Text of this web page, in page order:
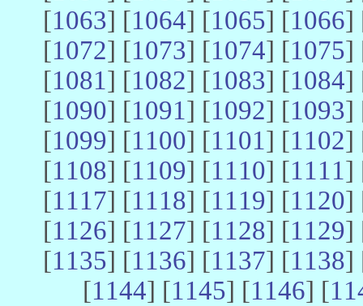
[1063] [1064] [1065] [1066]
[1072] [1073] [1074] [1075]
[1081] [1082] [1083] [1084]
[1090] [1091] [1092] [1093]
[1099] [1100] [1101] [1102]
[1108] [1109] [1110] [1111]
[1117] [1118] [1119] [1120]
[1126] [1127] [1128] [1129]
[1135] [1136] [1137] [1138]
[1144] [1145] [1146] [